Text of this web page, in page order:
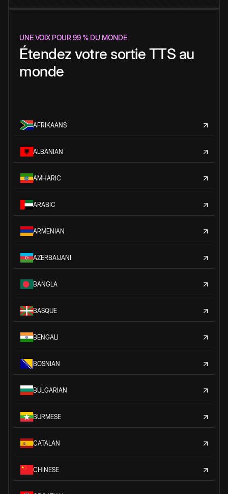
UNE VOIX POUR 99 % DU MONDE
Étendez votre sortie TTS au
monde
AFRIKAANS
ALBANIAN
AMHARIC
ARABIC
ARMENIAN
AZERBAIJANI
BANGLA
BASQUE
BENGALI
BOSNIAN
BULGARIAN
BURMESE
CATALAN
CHINESE